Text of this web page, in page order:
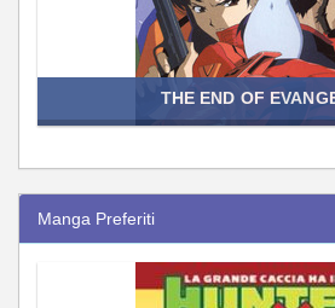
THE END OF
Manga Preferiti